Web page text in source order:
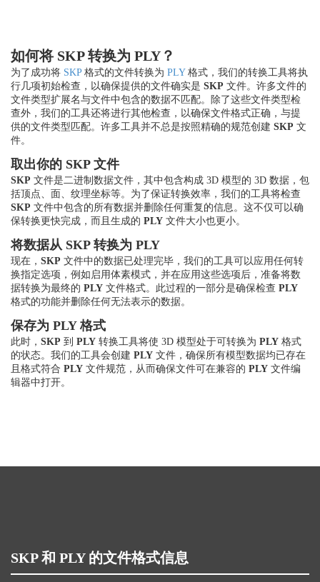
如何将 SKP 转换为 PLY？
为了成功将 SKP格式的文件转换为 PLY格式，我们的转换工具将执
行几项初始检查，以确保提供的文件确实是 SKP 文件。许多文件的
文件类型扩展名与文件中包含的数据不匹配。除了这些文件类型检
查外，我们的工具还将进行其他检查，以确保文件格式正确，与提
供的文件类型匹配。许多工具并不总是按照精确的规范创建 SKP 文
件。
取出你的 SKP 文件
SKP 文件是二进制数据文件，其中包含构成 3D 模型的 3D 数据，包
括顶点、面、纹理坐标等。为了保证转换效率，我们的工具将检查
SKP 文件中包含的所有数据并删除任何重复的信息。这不仅可以确
保转换更快完成，而且生成的 PLY 文件大小也更小。
将数据从 SKP 转换为 PLY
现在， SKP 文件中的数据已处理完毕，我们的工具可以应用任何转
换指定选项，例如启用体素模式，并在应用这些选项后，准备将数
据转换为最终的 PLY 文件格式。此过程的一部分是确保检查 PLY
格式的功能并删除任何无法表示的数据。
保存为 PLY 格式
此时， SKP 到 PLY 转换工具将使 3D 模型处于可转换为 PLY 格式
的状态。我们的工具会创建 PLY 文件，确保所有模型数据均已存在
且格式符合 PLY 文件规范，从而确保文件可在兼容的 PLY 文件编
辑器中打开。
SKP 和 PLY 的文件格式信息